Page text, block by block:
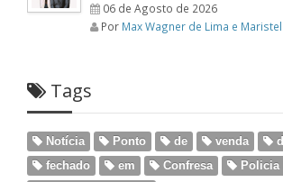
06 de Agosto de 2026
Por Max Wagner de Lima e
Tags
Notícia Ponto de venda
fechado
em Confresa
Policia